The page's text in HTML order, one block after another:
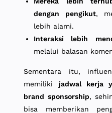
dengan pengikut,
lebih alami.
Interaksi lebih
melalui balasan
Sementara itu,
memiliki jadwal kerja
brand sponsorship,
bisa memberikan